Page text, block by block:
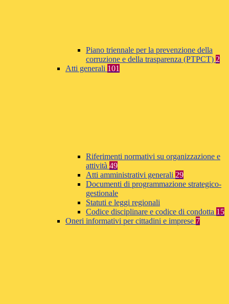
Piano triennale per la prevenzione della
corruzione e della trasparenza (PTPCT) 2
Atti generali 101
Riferimenti normativi su organizzazione e
attività 49
Atti amministrativi generali 29
Documenti di programmazione strategico-
gestionale
Statuti e leggi regionali
Codice disciplinare e codice di condotta 15
Oneri informativi per cittadini e imprese 7